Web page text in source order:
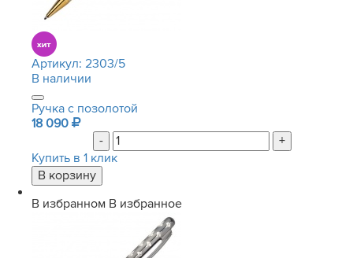
Артикул: 2303/5
В наличии
Ручка с позолотой
18 090
-
+
Купить в 1 клик
В избранном В избранное